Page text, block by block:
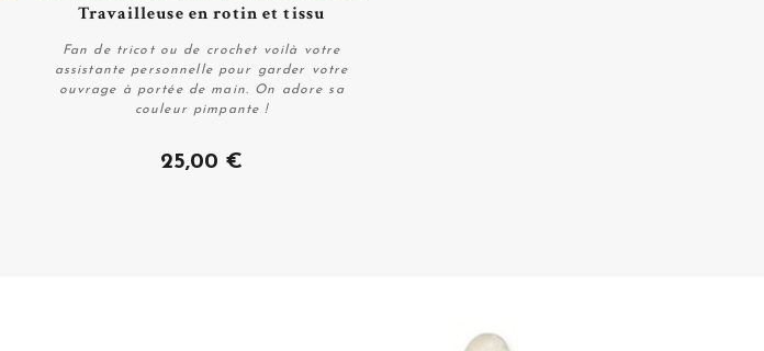
Acheter
Plus de détails
Travailleuse en rotin et tissu
Fan de tricot ou de crochet voilà votre
assistante personnelle pour garder votre
ouvrage à portée de main. On adore sa
couleur pimpante !
25,00 €